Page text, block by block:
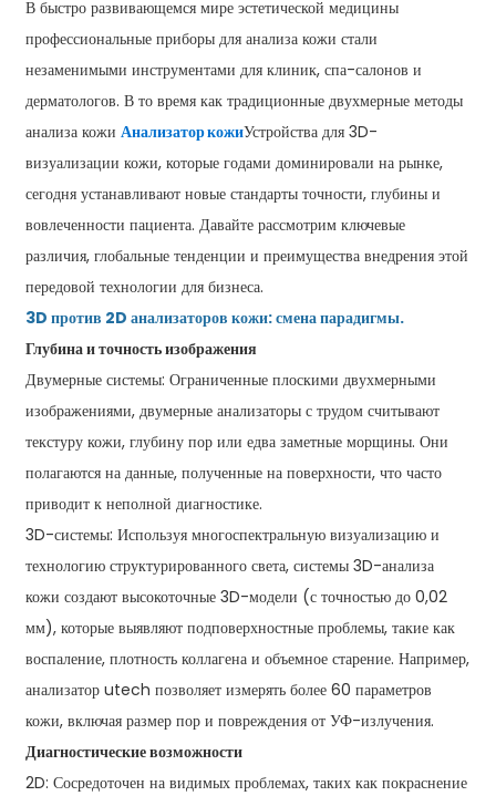
В быстро развивающемся мире эстетической медицины
профессиональные приборы для анализа кожи стали
незаменимыми инструментами для клиник, спа-салонов и
дерматологов. В то время как традиционные двухмерные методы
анализа кожи Анализатор кожиУстройства для 3D-
визуализации кожи, которые годами доминировали на рынке,
сегодня устанавливают новые стандарты точности, глубины и
вовлеченности пациента. Давайте рассмотрим ключевые
различия, глобальные тенденции и преимущества внедрения этой
передовой технологии для бизнеса.
3D против 2D анализаторов кожи: смена парадигмы.
Глубина и точность изображения
Двумерные системы: Ограниченные плоскими двухмерными
изображениями, двумерные анализаторы с трудом считывают
текстуру кожи, глубину пор или едва заметные морщины. Они
полагаются на данные, полученные на поверхности, что часто
приводит к неполной диагностике.
3D-системы: Используя многоспектральную визуализацию и
технологию структурированного света, системы 3D-анализа
кожи создают высокоточные 3D-модели (с точностью до 0,02
мм), которые выявляют подповерхностные проблемы, такие как
воспаление, плотность коллагена и объемное старение. Например,
анализатор utech позволяет измерять более 60 параметров
кожи, включая размер пор и повреждения от УФ-излучения.
Диагностические возможности
2D: Сосредоточен на видимых проблемах, таких как покраснение